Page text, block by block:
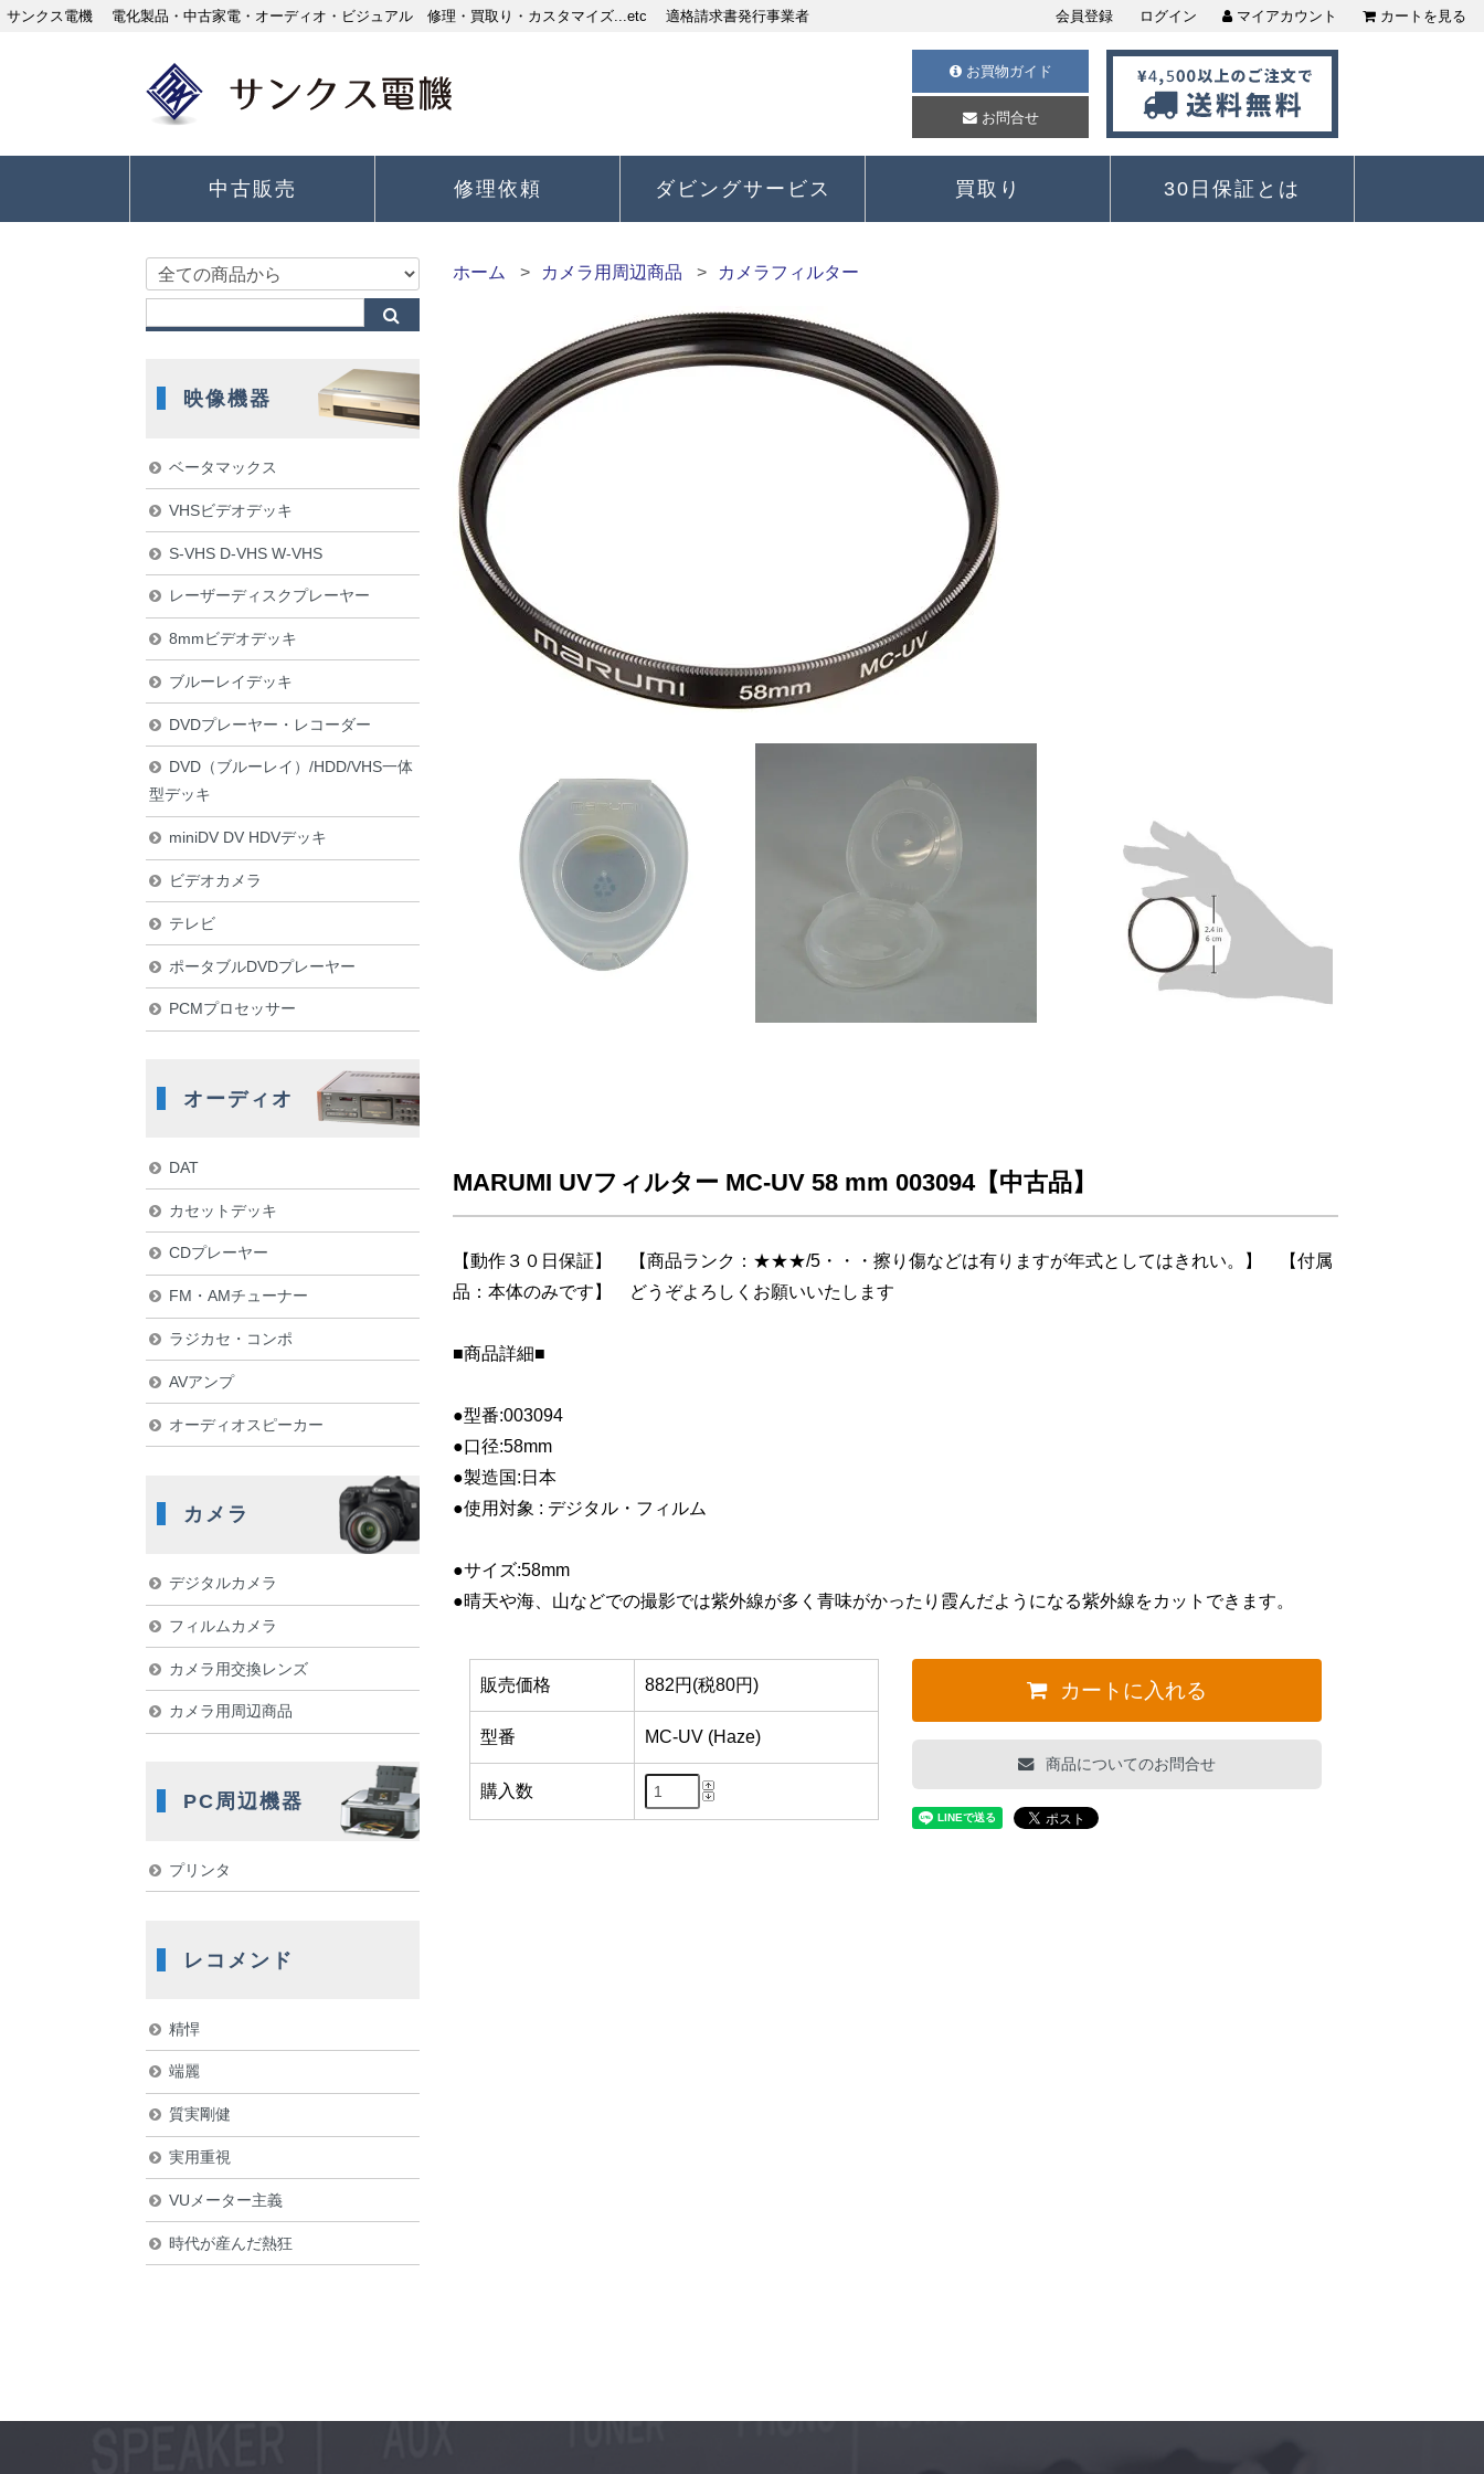
サンクス電機 電化製品・中古家電・オーディオ・ビジュアル 修理・買取り・カスタマイズ...etc 適格請求書発行事業者 会員登録 ログイン マイアカウント カートを見る
お買物ガイド
お問合せ
中古販売 修理依頼 ダビングサービス 買取り 30日保証とは
ホーム カメラ用周辺商品 カメラフィルター
MARUMI UVフィルター MC-UV 58 mm 003094【中古品】
【動作３０日保証】 【商品ランク：★★★/5・・・擦り傷などは有りますが年式としてはきれい。】 【付属
品：本体のみです】 どうぞよろしくお願いいたします
■商品詳細■
●型番:003094
●口径:58mm
●製造国:日本
●使用対象 : デジタル・フィルム
●サイズ:58mm
●晴天や海、山などでの撮影では紫外線が多く青味がかったり霞んだようになる紫外線をカットできます。
販売価格 882円(税80円)
型番 MC-UV (Haze)
購入数
カートに入れる
商品についてのお問合せ
映像機器
ベータマックス
VHSビデオデッキ
S-VHS D-VHS W-VHS
レーザーディスクプレーヤー
8mmビデオデッキ
ブルーレイデッキ
DVDプレーヤー・レコーダー
DVD（ブルーレイ）/HDD/VHS一体
型デッキ
miniDV DV HDVデッキ
ビデオカメラ
テレビ
ポータブルDVDプレーヤー
PCMプロセッサー
オーディオ
DAT
カセットデッキ
CDプレーヤー
FM・AMチューナー
ラジカセ・コンポ
AVアンプ
オーディオスピーカー
カメラ
デジタルカメラ
フィルムカメラ
カメラ用交換レンズ
カメラ用周辺商品
PC周辺機器
プリンタ
レコメンド
精悍
端麗
質実剛健
実用重視
VUメーター主義
時代が産んだ熱狂